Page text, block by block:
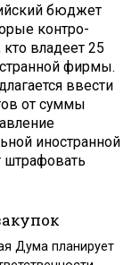
бюджет
контро­
владеет 25
фирмы.
ввести
от суммы
иностранной
штрафовать
Дума планирует